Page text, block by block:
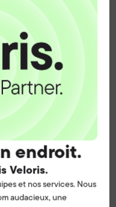
endroit.
Veloris.
et nos services. Nous
audacieux, une